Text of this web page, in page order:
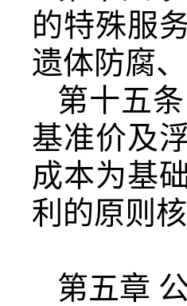
的特殊服
遗体防腐
第十五
基准价及
成本为基
利的原则
第五章